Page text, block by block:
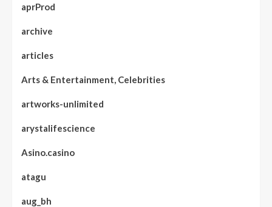
aprProd
archive
articles
Arts & Entertainment, Celebrities
artworks-unlimited
arystalifescience
Asino.casino
atagu
aug_bh